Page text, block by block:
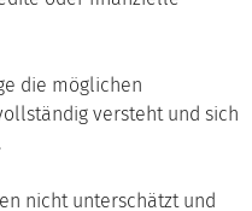
die möglichen
versteht und sich
nicht unterschätzt und